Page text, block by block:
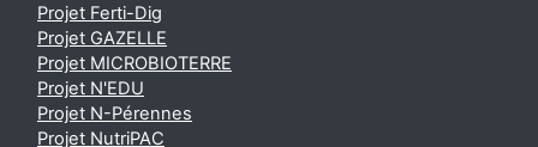
Projet Ferti-Dig
Projet GAZELLE
Projet MICROBIOTERRE
Projet N'EDU
Projet N-Pérennes
Projet NutriPAC